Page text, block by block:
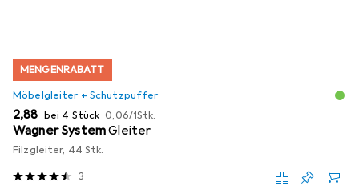
MENGENRABATT
Möbelgleiter + Schutzpuffer
EUR
2,88 bei 4 Stück EUR
0,06/1Stk.
Wagner SystemGleiter
Filzgleiter, 44 Stk.
3